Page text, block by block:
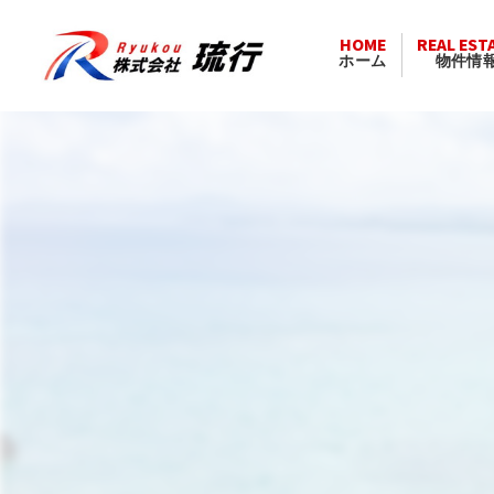
HOME
ホーム
REAL
物件情